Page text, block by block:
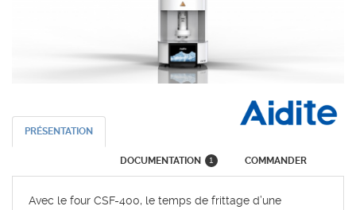
PRÉSENTATION
DOCUMENTATION 1 COMMANDER
Avec le four CSF-400, le temps de frittage d’une